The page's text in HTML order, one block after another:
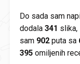
Do sada sam
dodala 341 slika,
sam 902 puta sa
395 omiljenih